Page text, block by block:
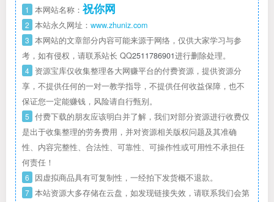
1 本网站名称： 祝你网
2 本站永久网址： www.zhuniz.com
3 本网站的文章部分内容可能来源于网络，仅供大家学习与参
考，如有侵权，请联系站长 QQ2511786901进行删除处理。
4 资源宝库仅收集整理各大网赚平台的付费资源，提供资源分
享，不提供任何的一对一教学指导，不提供任何收益保障，也不
保证您一定能赚钱，风险请自行甄别。
5 付费下载的朋友应该明白并了解，我们对部分资源进行收费仅
是出于收集整理的劳务费用，并对资源相关版权问题及其准确
性、内容完整性、合法性、可靠性、可操作性或可用性不承担任
何责任！
6 因虚拟商品具有可复制性，一经拍下发货概不退款。
7 本站资源大多存储在云盘，如发现链接失效，请联系我们会第